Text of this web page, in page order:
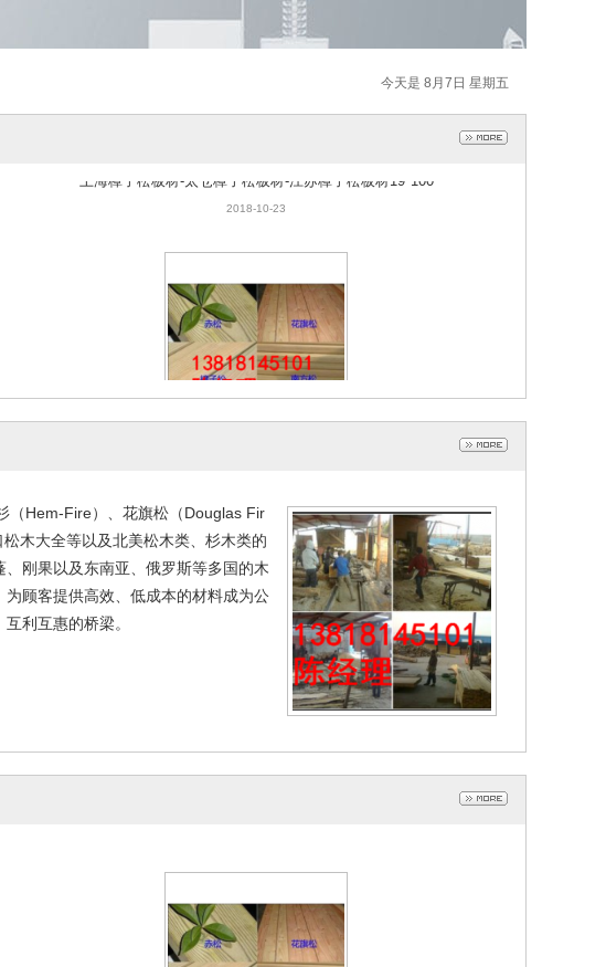
今天是 8月7日 星期五
2018-10-23
（Hem-Fire）、花旗松（Douglas Fir
木大全等以及北美松木类、杉木类的
刚果以及东南亚、俄罗斯等多国的木
顾客提供高效、低成本的材料成为公
利互惠的桥梁。